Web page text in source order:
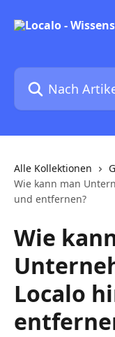
Nach Artikeln
Alle Kollektionen
Wie kann man
und entfernen?
Wie
Localo